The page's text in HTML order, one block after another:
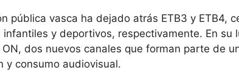
pública vasca ha dejado atrás ETB3 y ETB4,
y deportivos, respectivamente. En su
ON, dos nuevos canales que forman parte de
y consumo audiovisual.